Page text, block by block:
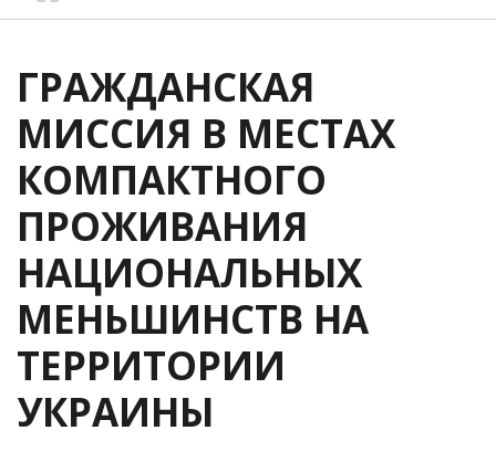
ГРАЖДАНСКАЯ
МИССИЯ В МЕСТАХ
КОМПАКТНОГО
ПРОЖИВАНИЯ
НАЦИОНАЛЬНЫХ
МЕНЬШИНСТВ НА
ТЕРРИТОРИИ
УКРАИНЫ